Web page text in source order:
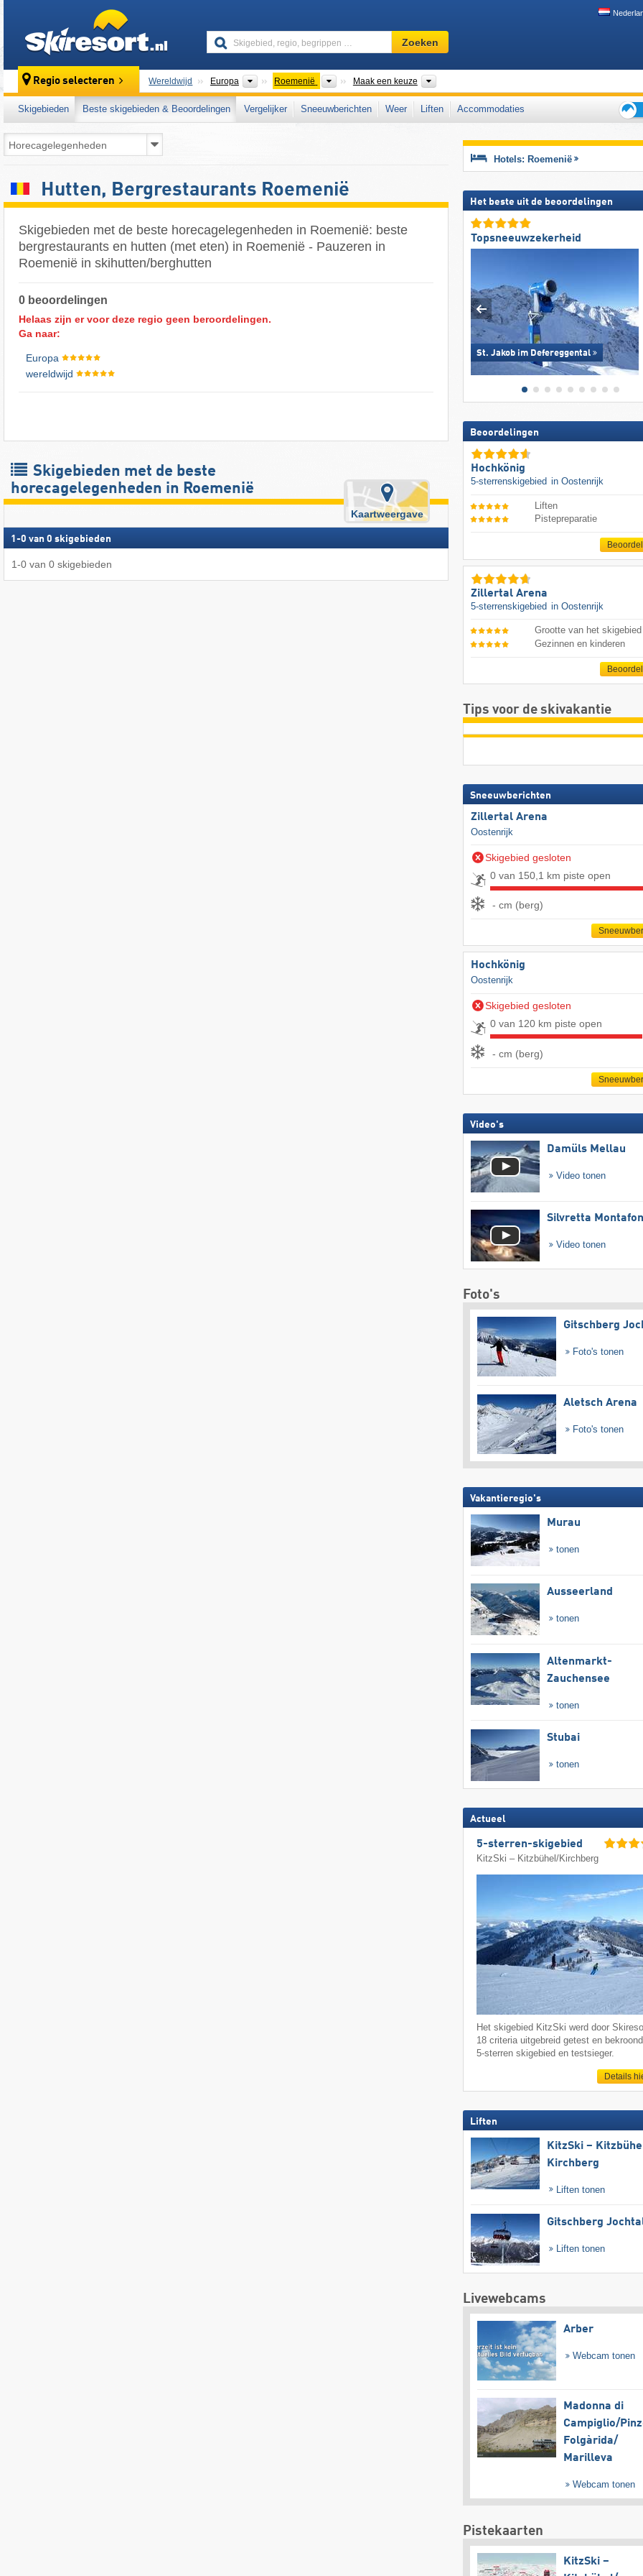
Skigebied,
regio,
…
Zoeken
Regio selecteren Wereldwijd Europa Continenten
Roemenië LandenMaak een keuze
Skigebieden Beste skigebieden & Beoordelingen Vergelijker Sneeuwberichten Weer Liften
Accommodaties
voor
Hutten, Bergrestaurants Roemenië
Skigebieden met de beste horecagelegenheden in Roemenië: beste
bergrestaurants en hutten (met eten) in Roemenië - Pauzeren in
Roemenië in skihutten/berghutten
0 beoordelingen
Helaas zijn er voor deze regio geen beroordelingen.
Ga naar:
Europa
wereldwijd
Skigebieden met de beste
horecagelegenheden in Roemenië
Kaartweergave
1 -0 van 0 skigebieden
1-0 van 0 skigebieden
Hotels: Roemenië
Het beste uit de beoordelingen
Topsneeuwzekerheid
St. Jakob im Defereggental
Beoordelingen
Hochkönig
5-sterrenskigebied in Oostenrijk
Liften
Pistepreparatie
Zillertal Arena
5-sterrenskigebied in Oostenrijk
Grootte van het skigebied
Gezinnen en kinderen
Tips voor de skivakantie
Sneeuwberichten
Zillertal Arena
Oostenrijk
Skigebied gesloten
0 van 150,1 km piste open
- cm (berg)
Hochkönig
Oostenrijk
Skigebied gesloten
0 van 120 km piste open
- cm (berg)
Video's
Damüls Mellau
Video tonen
Silvretta Montafon
Video tonen
Foto's
Gitschberg
Foto's tonen
Aletsch Arena
Foto's tonen
Vakantieregio's
Murau
tonen
Ausseerland
tonen
Altenmarkt-
Zauchensee
tonen
Stubai
tonen
Actueel
5-sterren-skigebied
KitzSki – Kitzbühel/​Kirchberg
Het skigebied KitzSki werd door
18 criteria uitgebreid getest en
5-sterren skigebied en testsieger.
Details
Liften
KitzSki –
Kirchberg
Liften tonen
Gitschberg
Liften tonen
Livewebcams
Arber
Webcam tonen
Madonna di
Campiglio/​
Folgàrida/​
Marilleva
Webcam tonen
Pistekaarten
KitzSki –